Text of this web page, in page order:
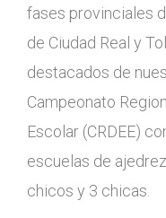
fases provinciales
de Ciudad Real y
destacados de
Campeonato
Escolar (CRDEE)
escuelas de
chicos y 3 chicas.